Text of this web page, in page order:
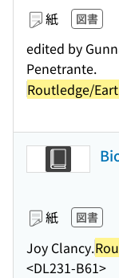
紙 図書
edited by
Penetrante.
Routledge/
紙 図書
Joy Clancy.
<DL231-B61>